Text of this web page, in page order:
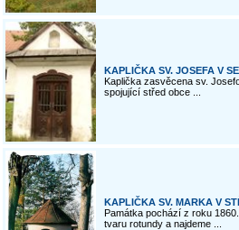
KAPLIČKA SV. JOSEFA V
Kaplička zasvěcena sv.
spojující střed obce ...
KAPLIČKA SV. MARKA V
Památka pochází z roku
tvaru rotundy a najdeme ...